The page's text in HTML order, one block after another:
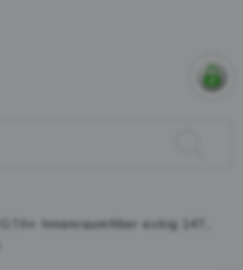
»
Innenraumfilter eckig 147,